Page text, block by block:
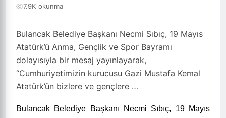
Bulancak Belediye Başkanı Necmi Sıbıç, 19 Mayıs
Atatürk’ü Anma, Gençlik ve Spor Bayramı
dolayısıyla bir mesaj yayınlayarak,
“Cumhuriyetimizin kurucusu Gazi Mustafa Kemal
Atatürk’ün bizlere ve gençlere …
7.9K okunma
Bulancak Belediye Başkanı Necmi Sıbıç, 19 Mayıs